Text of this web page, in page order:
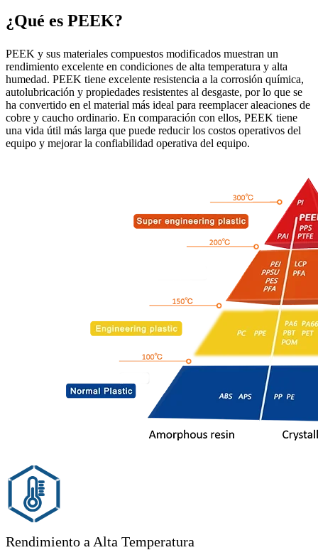
¿Qué es PEEK?
PEEK y sus materiales compuestos modificados muestran un
rendimiento excelente en condiciones de alta temperatura y alta
humedad. PEEK tiene excelente resistencia a la corrosión química,
autolubricación y propiedades resistentes al desgaste, por lo que se
ha convertido en el material más ideal para reemplacer aleaciones de
cobre y caucho ordinario. En comparación con ellos, PEEK tiene
una vida útil más larga que puede reducir los costos operativos del
equipo y mejorar la confiabilidad operativa del equipo.
Rendimiento a Alta Temperatura